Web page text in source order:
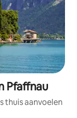
Pfaffnau
thuis aanvoelen